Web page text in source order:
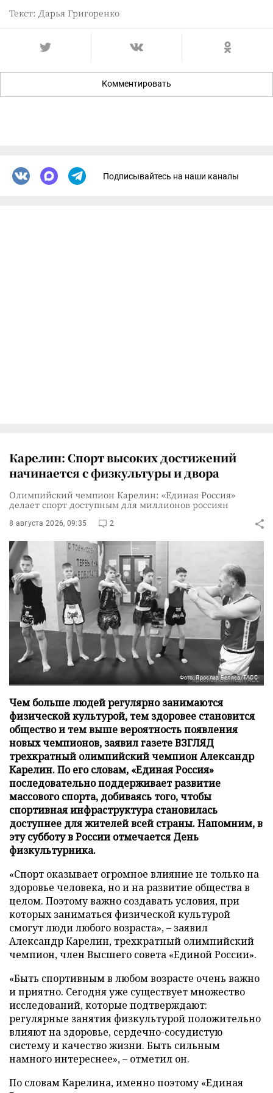
Текст: Дарья Григоренко
Комментировать
Подписывайтесь на наши каналы
Карелин: Спорт высоких достижений
начинается с физкультуры и двора
Олимпийский чемпион Карелин: «Единая Россия»
делает спорт доступным для миллионов россиян
8 августа 2026, 09:35 2
Фото: Ярослав Беляев/ТАСС
Чем больше людей регулярно занимаются
физической культурой, тем здоровее становится
общество и тем выше вероятность появления
новых чемпионов, заявил газете ВЗГЛЯД
трехкратный олимпийский чемпион Александр
Карелин. По его словам, «Единая Россия»
последовательно поддерживает развитие
массового спорта, добиваясь того, чтобы
спортивная инфраструктура становилась
доступнее для жителей всей страны. Напомним, в
эту субботу в России отмечается День
физкультурника.
«Спорт оказывает огромное влияние не только на
здоровье человека, но и на развитие общества в
целом. Поэтому важно создавать условия, при
которых заниматься физической культурой
смогут люди любого возраста», – заявил
Александр Карелин, трехкратный олимпийский
чемпион, член Высшего совета «Единой России».
«Быть спортивным в любом возрасте очень важно
и приятно. Сегодня уже существует множество
исследований, которые подтверждают:
регулярные занятия физкультурой положительно
влияют на здоровье, сердечно-сосудистую
систему и качество жизни. Быть сильным
намного интереснее», – отметил он.
По словам Карелина, именно поэтому «Единая